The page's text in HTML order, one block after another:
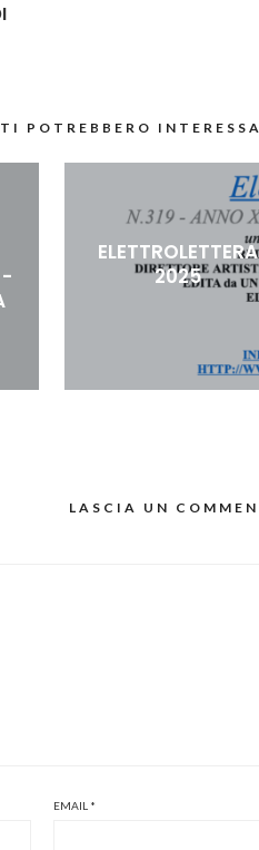
TI POTREBBERO
-
ELETTROLETTERA
2025
LASCIA UN
EMAIL *